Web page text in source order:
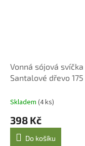
Vonná sójová svíčka
Santalové dřevo
Skladem (4 ks)
398 Kč
Do košíku